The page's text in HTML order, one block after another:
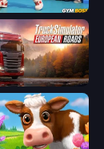
Truck Simulator: European Roads